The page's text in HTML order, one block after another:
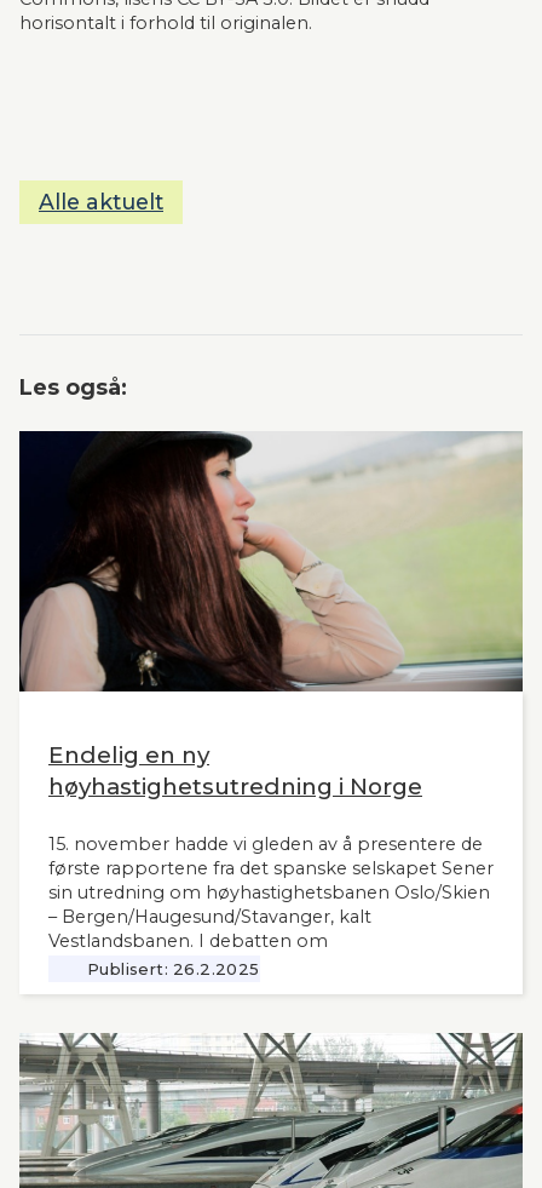
horisontalt i forhold til originalen.
Alle aktuelt
Les også:
Endelig en ny
høyhastighetsutredning i Norge
15. november hadde vi gleden av å presentere de
første rapportene fra det spanske selskapet Sener
sin utredning om høyhastighetsbanen Oslo/Skien
– Bergen/Haugesund/Stavanger, kalt
Vestlandsbanen. I debatten om
høyhastighetsbaner i Norge har man savnet et
nytt og oppdatert grunnlag, siden tidligere,
tid. Seners utredning vil derfor være interessant
også for andre aktuelle høyhastighetsbaner i
Norge og til våre naboland.
Publisert: 26.2.2025